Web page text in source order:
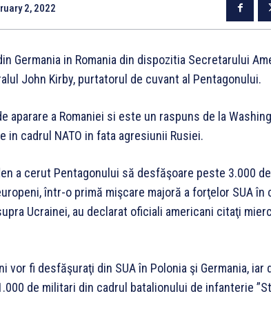
2, 2022
Germania in Romania din dispozitia Secretarului
John Kirby, purtatorul de cuvant al Pentagonului.
aparare a Romaniei si este un raspuns de la
in cadrul NATO in fata agresiunii Rusiei.
a cerut Pentagonului să desfăşoare peste 3.000
într-o primă mişcare majoră a forţelor SUA în
Ucrainei, au declarat oficiali americani citaţi
vor fi desfăşuraţi din SUA în Polonia şi Germania, iar
de militari din cadrul batalionului de infanterie